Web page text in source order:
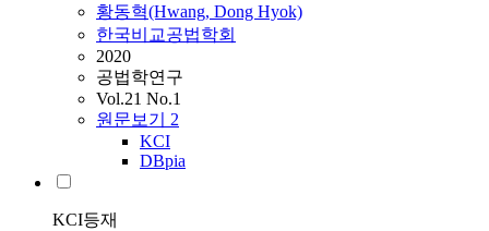
황동혁(Hwang, Dong Hyok)
한국비교공법학회
2020
공법학연구
Vol.21 No.1
원문보기 2
KCI
DBpia
KCI등재